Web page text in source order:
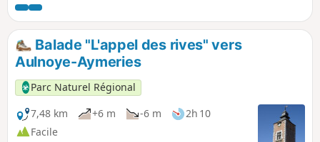
Balade "L'appel des rives" vers
Aulnoye-Aymeries
Parc Naturel Régional
7,48 km
+6 m -6 m
2h 10
Facile